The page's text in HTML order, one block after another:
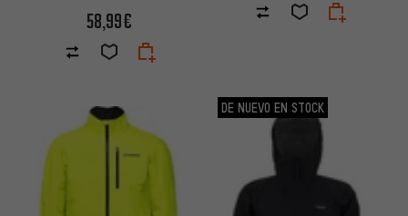
58,99€
DE NUEVO EN STOCK